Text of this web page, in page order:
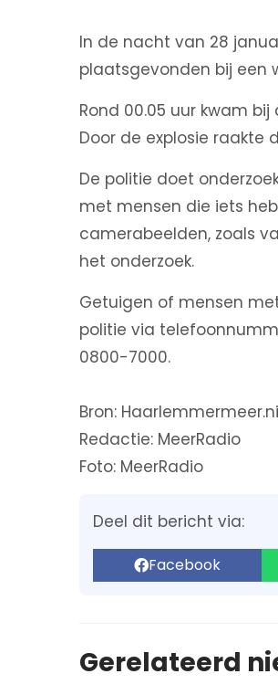
In de nacht van 28
plaatsgevonden bij een
Rond 00.05 uur kwam
Door de explosie raakte
De politie doet
met mensen die iets
camerabeelden, zoals
het onderzoek.
Getuigen of mensen
politie via
0800-7000.
Bron:
Redactie: MeerRadio
Foto: MeerRadio
Deel dit bericht via:
Facebook
Gerelateerd